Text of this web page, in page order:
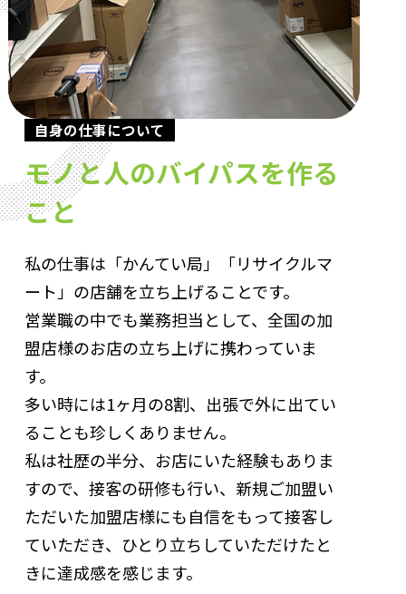
自身の仕事について
モノと人のバイパスを作る
こと
私の仕事は「かんてい局」「リサイクルマ
ート」の店舗を立ち上げることです。
営業職の中でも業務担当として、全国の加
盟店様のお店の立ち上げに携わっていま
す。
多い時には1ヶ月の8割、出張で外に出てい
ることも珍しくありません。
私は社歴の半分、お店にいた経験もありま
すので、接客の研修も行い、新規ご加盟い
ただいた加盟店様にも自信をもって接客し
ていただき、ひとり立ちしていただけたと
きに達成感を感じます。